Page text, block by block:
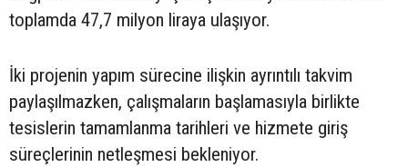
toplamda 47,7 milyon liraya ulaşıyor.
İki projenin yapım sürecine ilişkin ayrıntılı takvim
paylaşılmazken, çalışmaların başlamasıyla birlikte
tesislerin tamamlanma tarihleri ve hizmete giriş
süreçlerinin netleşmesi bekleniyor.